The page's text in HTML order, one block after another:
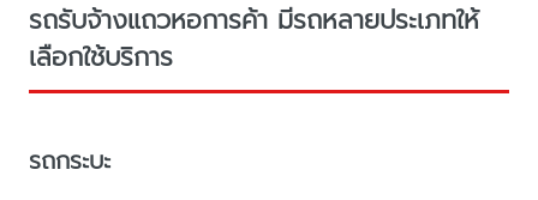
รถรับจ้างแถวหอการค้า มีรถหลายประเภทให้
เลือกใช้บริการ
รถกระบะ